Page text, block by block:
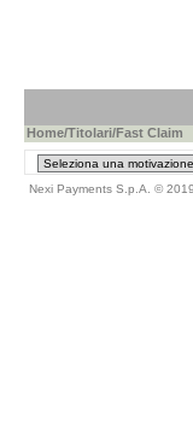
Home/Titolari/Fast Claim
Nexi Payments S.p.A. ©